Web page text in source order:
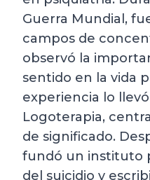
Guerra Mundial,
campos de
observó la
sentido en la vida
experiencia lo
Logoterapia,
de significado.
fundó un instituto
del suicidio y